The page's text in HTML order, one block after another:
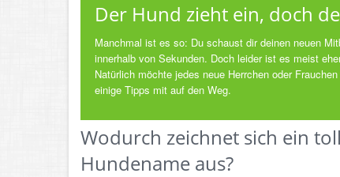
Der Hund zieht ein, doch
Manchmal ist es so: Du schaust dir deinen neuen
innerhalb von Sekunden. Doch leider ist es meist
Natürlich möchte jedes neue Herrchen oder
einige Tipps mit auf den Weg.
Wodurch zeichnet sich ein
Hundename aus?